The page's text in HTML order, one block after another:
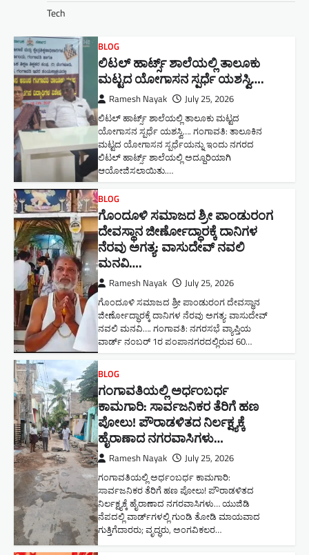
Tech
BLOG
ಲಿಟಲ್ ಹಾರ್ಟ್ಸ್ ಶಾಲೆಯಲ್ಲಿ ತಾಲೂಕು
ಮಟ್ಟದ ಯೋಗಾಸನ ಸ್ಪರ್ಧೆ ಯಶಸ್ವಿ….
Ramesh Nayak July 25, 2026
ಲಿಟಲ್ ಹಾರ್ಟ್ಸ್ ಶಾಲೆಯಲ್ಲಿ ತಾಲೂಕು ಮಟ್ಟದ
ಯೋಗಾಸನ ಸ್ಪರ್ಧೆ ಯಶಸ್ವಿ…. ಗಂಗಾವತಿ: ತಾಲೂಕಿನ
ಮಟ್ಟದ ಯೋಗಾಸನ ಸ್ಪರ್ಧೆಯನ್ನು ಇಂದು ನಗರದ
ಲಿಟಲ್ ಹಾರ್ಟ್ಸ್ ಶಾಲೆಯಲ್ಲಿ ಅದ್ದೂರಿಯಾಗಿ
ಆಯೋಜಿಸಲಾಯಿತು.…
BLOG
ಗೊಂದೂಳಿ ಸಮಾಜದ ಶ್ರೀ ಪಾಂಡುರಂಗ
ದೇವಸ್ಥಾನ ಜೀರ್ಣೋದ್ಧಾರಕ್ಕೆ ದಾನಿಗಳ
ನೆರವು ಅಗತ್ಯ: ವಾಸುದೇವ್ ನವಲಿ
ಮನವಿ​….
Ramesh Nayak July 25, 2026
ಗೊಂದೂಳಿ ಸಮಾಜದ ಶ್ರೀ ಪಾಂಡುರಂಗ ದೇವಸ್ಥಾನ
ಜೀರ್ಣೋದ್ಧಾರಕ್ಕೆ ದಾನಿಗಳ ನೆರವು ಅಗತ್ಯ: ವಾಸುದೇವ್
ನವಲಿ ಮನವಿ​…. ಗಂಗಾವತಿ: ​ನಗರಸಭೆ ವ್ಯಾಪ್ತಿಯ
ವಾರ್ಡ್ ನಂಬರ್ 1ರ ಪಂಪಾನಗರದಲ್ಲಿರುವ 60…
BLOG
ಗಂಗಾವತಿಯಲ್ಲಿ ಅರ್ಧಂಬರ್ಧ
ಕಾಮಗಾರಿ: ಸಾರ್ವಜನಿಕರ ತೆರಿಗೆ ಹಣ
ಪೋಲು! ಪೌರಾಡಳಿತದ ನಿರ್ಲಕ್ಷ್ಯಕ್ಕೆ
ಹೈರಾಣಾದ ನಗರವಾಸಿಗಳು​…
Ramesh Nayak July 25, 2026
ಗಂಗಾವತಿಯಲ್ಲಿ ಅರ್ಧಂಬರ್ಧ ಕಾಮಗಾರಿ:
ಸಾರ್ವಜನಿಕರ ತೆರಿಗೆ ಹಣ ಪೋಲು! ಪೌರಾಡಳಿತದ
ನಿರ್ಲಕ್ಷ್ಯಕ್ಕೆ ಹೈರಾಣಾದ ನಗರವಾಸಿಗಳು​… ಯುಜಿಡಿ
ನೆಪದಲ್ಲಿ ವಾರ್ಡ್‌ಗಳಲ್ಲಿ ಗುಂಡಿ ತೋಡಿ ಮಾಯವಾದ
ಗುತ್ತಿಗೆದಾರರು; ವೃದ್ಧರು, ಅಂಗವಿಕಲರ…